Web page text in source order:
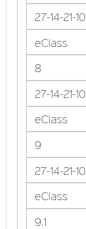
27-14-21-10
eClass
8
27-14-21-10
eClass
9
27-14-21-10
eClass
9.1